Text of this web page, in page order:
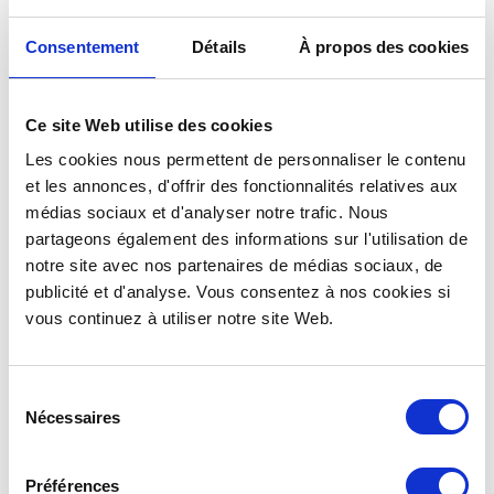
Consentement Détails À propos des cookies
Ce site Web utilise des cookies
Les cookies nous permettent de personnaliser le contenu
et les annonces, d'offrir des fonctionnalités relatives aux
médias sociaux et d'analyser notre trafic. Nous
partageons également des informations sur l'utilisation de
notre site avec nos partenaires de médias sociaux, de
publicité et d'analyse. Vous consentez à nos cookies si
vous continuez à utiliser notre site Web.
Nécessaires
Préférences
BEER UP BEKER 25 CL
HERBRUIKBAAR &
AANPASBAAR : VULLEN VAN
ONDERAF ↑ BUP25
Zie details >